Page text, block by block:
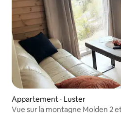
Appartement ⋅ Luster
Vue sur la montagne Molden 2